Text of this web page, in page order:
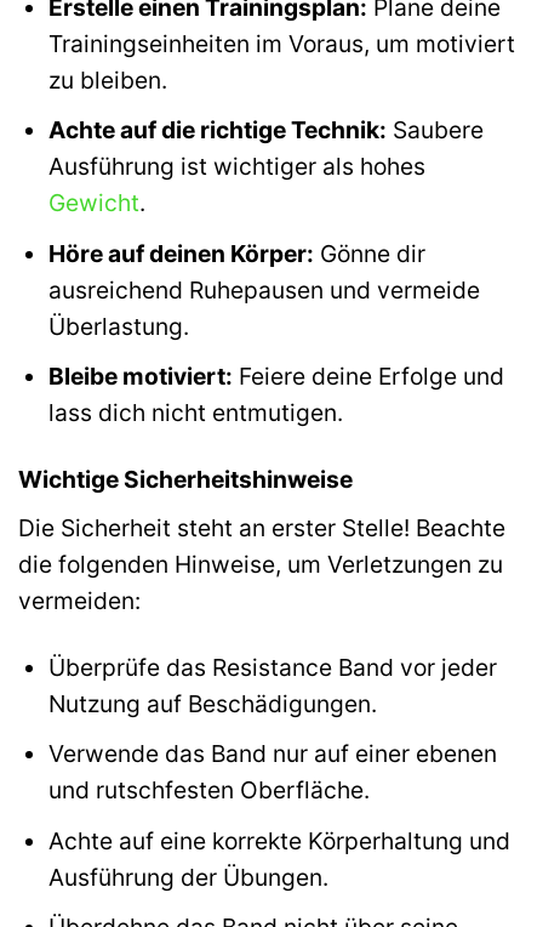
Erstelle einen Trainingsplan: Plane deine
Trainingseinheiten im Voraus, um motiviert
zu bleiben.
Achte auf die richtige Technik: Saubere
Ausführung ist wichtiger als hohes
Gewicht.
Höre auf deinen Körper: Gönne dir
ausreichend Ruhepausen und vermeide
Überlastung.
Bleibe motiviert: Feiere deine Erfolge und
lass dich nicht entmutigen.
Wichtige Sicherheitshinweise
Die Sicherheit steht an erster Stelle! Beachte
die folgenden Hinweise, um Verletzungen zu
vermeiden:
Überprüfe das Resistance Band vor jeder
Nutzung auf Beschädigungen.
Verwende das Band nur auf einer ebenen
und rutschfesten Oberfläche.
Achte auf eine korrekte Körperhaltung und
Ausführung der Übungen.